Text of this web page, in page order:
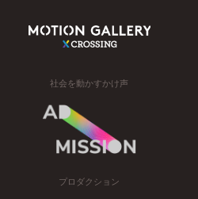
社会を動かすかけ声
プロダクション